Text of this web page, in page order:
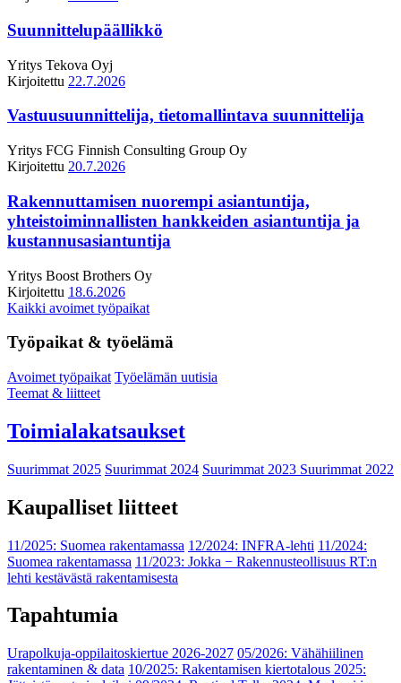
Suunnittelupäällikkö
Yritys Tekova Oyj
Kirjoitettu 22.7.2026
Vastuusuunnittelija, tietomallintava suunnittelija
Yritys FCG Finnish Consulting Group Oy
Kirjoitettu 20.7.2026
Rakennuttamisen nuorempi asiantuntija,
yhteistoiminnallisten hankkeiden asiantuntija ja
kustannusasiantuntija
Yritys Boost Brothers Oy
Kirjoitettu 18.6.2026
Kaikki avoimet työpaikat
Työpaikat & työelämä
Avoimet työpaikat Työelämän uutisia
Teemat & liitteet
Toimialakatsaukset
Suurimmat 2025 Suurimmat 2024 Suurimmat 2023 Suurimmat 2022
Kaupalliset liitteet
11/2025: Suomea rakentamassa 12/2024: INFRA-lehti 11/2024:
Suomea rakentamassa 11/2023: Jokka − Rakennusteollisuus RT:n
lehti kestävästä rakentamisesta
Tapahtumia
Urapolkuja-oppilaitoskiertue 2026-2027 05/2026: Vähähiilinen
rakentaminen & data 10/2025: Rakentamisen kiertotalous 2025: